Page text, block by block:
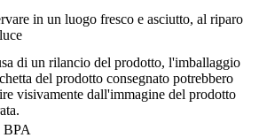
in un luogo fresco e asciutto, al riparo
di un rilancio del prodotto, l'imballaggio
del prodotto consegnato potrebbero
visivamente dall'immagine del prodotto
BPA